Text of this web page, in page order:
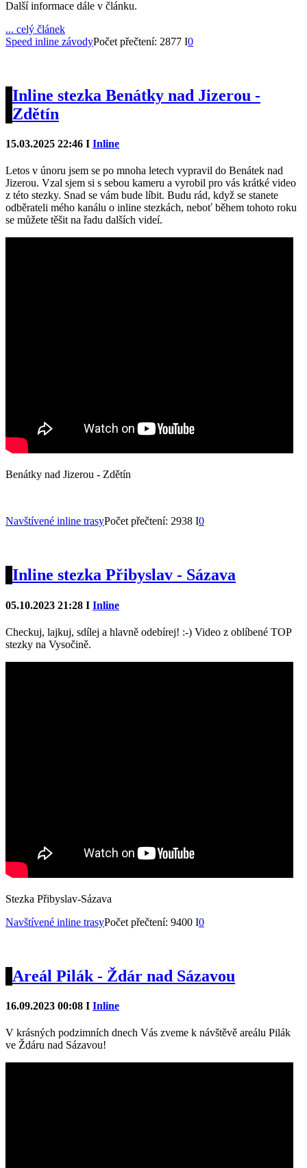
Další informace dále v článku.
... celý článek
Speed inline závodyPočet přečtení: 2877 I0
Inline stezka Benátky nad Jizerou -
Zdětín
15.03.2025 22:46 I Inline
Letos v únoru jsem se po mnoha letech vypravil do Benátek nad
Jizerou. Vzal sjem si s sebou kameru a vyrobil pro vás krátké video
z této stezky. Snad se vám bude líbit. Budu rád, když se stanete
odběrateli mého kanálu o inline stezkách, neboť během tohoto roku
se můžete těšit na řadu dalších videí.
Benátky nad Jizerou - Zdětín
Navštívené inline trasyPočet přečtení: 2938 I0
Inline stezka Přibyslav - Sázava
05.10.2023 21:28 I Inline
Checkuj, lajkuj, sdílej a hlavně odebírej! :-) Video z oblíbené TOP
stezky na Vysočině.
Stezka Přibyslav-Sázava
Navštívené inline trasyPočet přečtení: 9400 I0
Areál Pilák - Ždár nad Sázavou
16.09.2023 00:08 I Inline
V krásných podzimních dnech Vás zveme k návštěvě areálu Pilák
ve Ždáru nad Sázavou!